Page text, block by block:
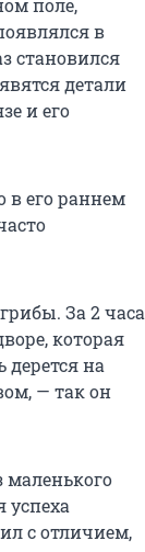
поле,
в
становился
детали
и его
в его раннем
За 2 часа
которая
на
— так он
маленького
успеха
с отличием,